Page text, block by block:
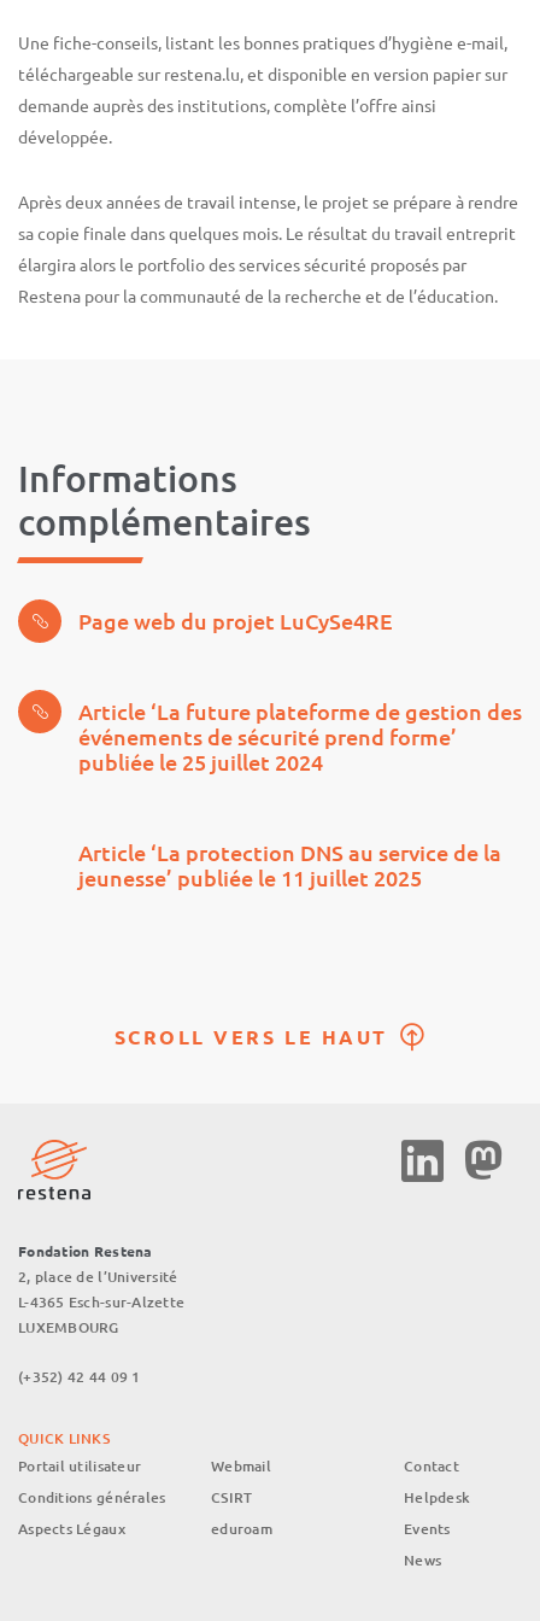
Une fiche-conseils, listant les bonnes pratiques d’hygiène e-mail,
téléchargeable sur restena.lu, et disponible en version papier sur
demande auprès des institutions, complète l’offre ainsi
développée.
Après deux années de travail intense, le projet se prépare à rendre
sa copie finale dans quelques mois. Le résultat du travail entreprit
élargira alors le portfolio des services sécurité proposés par
Restena pour la communauté de la recherche et de l’éducation.
Informations
complémentaires
Page web du projet LuCySe4RE
Article ‘La future plateforme de gestion des
événements de sécurité prend forme’
publiée le 25 juillet 2024
Article ‘La protection DNS au service de la
jeunesse’ publiée le 11 juillet 2025
SCROLL VERS LE HAUT
Fondation Restena
2, place de l’Université
L-4365 Esch-sur-Alzette
LUXEMBOURG
(+352) 42 44 09 1
Social
Media
QUICK LINKS
Portail utilisateur
Conditions générales
Aspects Légaux
Webmail
CSIRT
eduroam
Contact
Helpdesk
Events
News